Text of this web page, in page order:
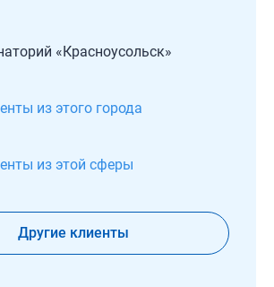
«Красноусольск»
из этого города
из этой сферы
Другие клиенты